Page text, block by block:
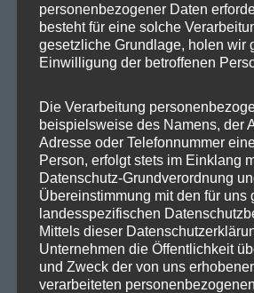
SPD in Europaparlament
SPD Deutschland
SPD Berlin
SPD Fraktion Berlin
SPD Reinickendorf
SPD Fraktion in der BVV
SPD Berliner Mitte
personenbezogener Daten
besteht für eine solche
gesetzliche Grundlage, holen wir
Einwilligung der betroffenen
Die Verarbeitung
beispielsweise des Namens, der
Adresse oder Telefonnummer
Person, erfolgt stets im Einklang
Datenschutz-Grundverordnung
Übereinstimmung mit den für uns
landesspezifischen
Mittels dieser
Unternehmen die Öffentlichkeit
und Zweck der von uns
verarbeiteten